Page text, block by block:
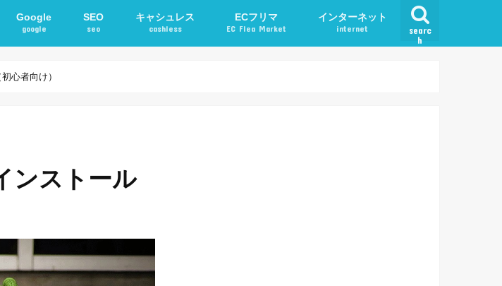
searc
h
Google
google
SEO
seo
キャシュレス
cashless
ECフリマ
EC Flea Market
インターネット
internet
心者向け）
ンストール